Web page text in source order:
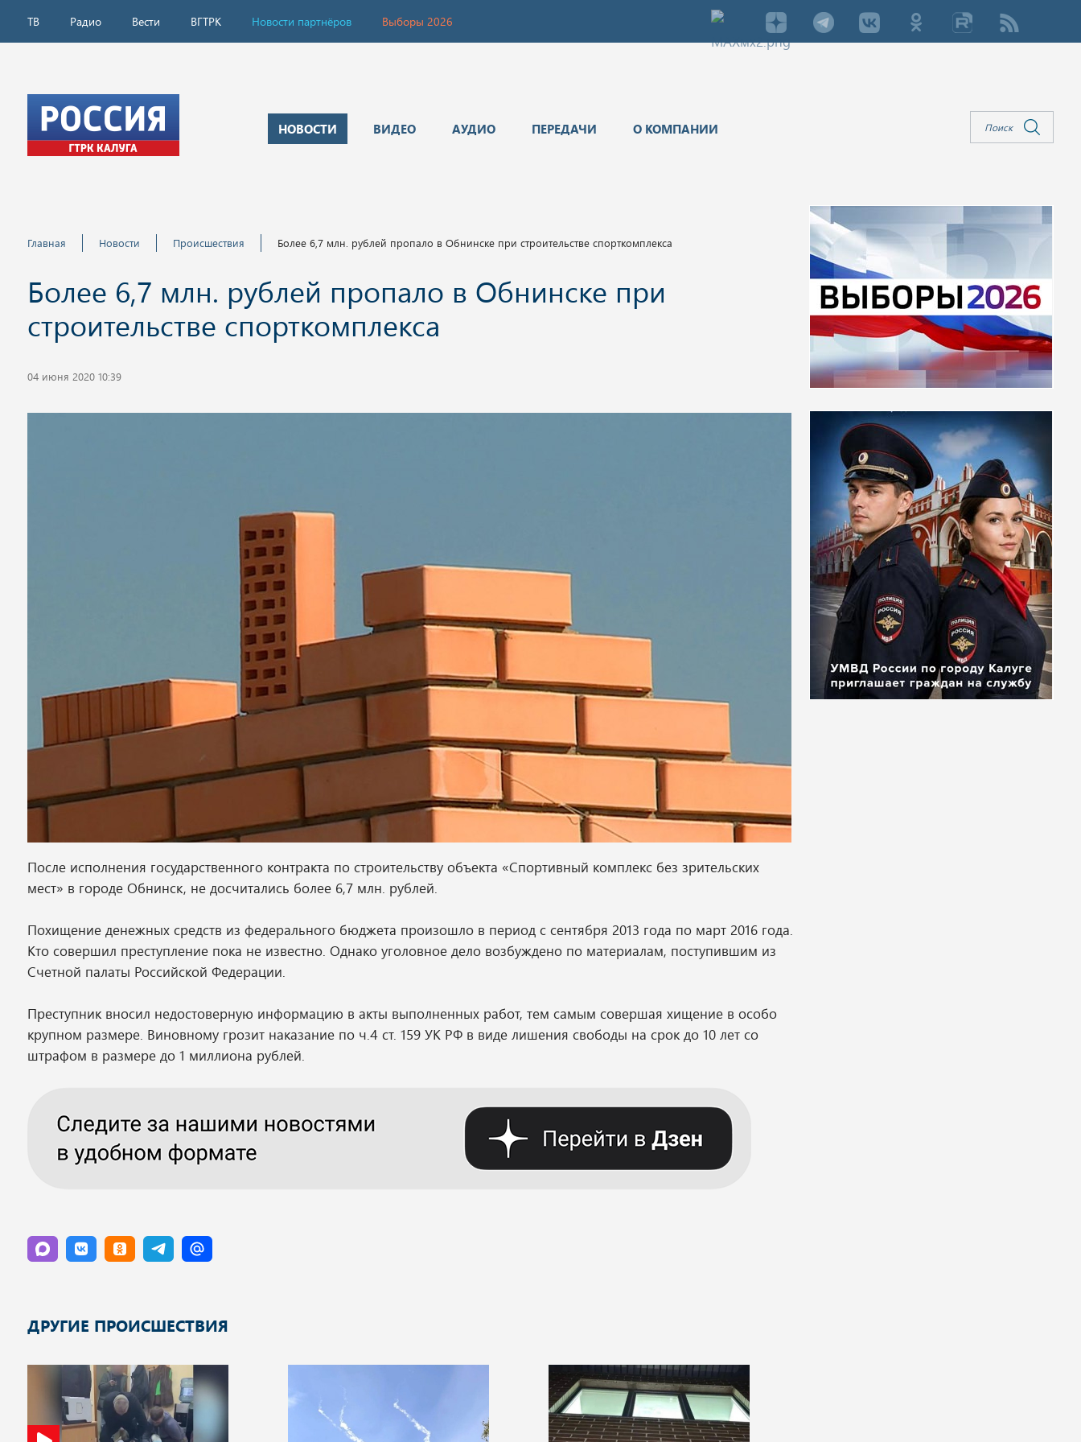
ТВ Радио Вести ВГТРК Новости партнёров Выборы 2026
НОВОСТИ ВИДЕО АУДИО ПЕРЕДАЧИ О КОМПАНИИ
Главная Новости Происшествия Более 6,7 млн. рублей пропало в Обнинске при строительстве спорткомплекса
Более 6,7 млн. рублей пропало в Обнинске при
строительстве спорткомплекса
04 июня 2020 10:39
После исполнения государственного контракта по строительству объекта «Спортивный комплекс без зрительских
мест» в городе Обнинск, не досчитались более 6,7 млн. рублей.
Похищение денежных средств из федерального бюджета произошло в период с сентября 2013 года по март 2016 года.
Кто совершил преступление пока не известно. Однако уголовное дело возбуждено по материалам, поступившим из
Счетной палаты Российской Федерации.
Преступник вносил недостоверную информацию в акты выполненных работ, тем самым совершая хищение в особо
крупном размере. Виновному грозит наказание по ч.4 ст. 159 УК РФ в виде лишения свободы на срок до 10 лет со
штрафом в размере до 1 миллиона рублей.
ДРУГИЕ ПРОИСШЕСТВИЯ